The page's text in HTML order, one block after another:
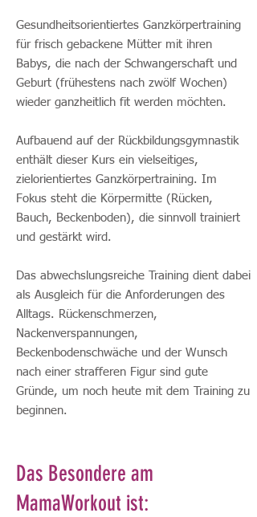
Gesundheitsorientiertes Ganzkörpertraining
für frisch gebackene Mütter mit ihren
Babys, die nach der Schwangerschaft und
Geburt (frühestens nach zwölf Wochen)
wieder ganzheitlich fit werden möchten.
Aufbauend auf der Rückbildungsgymnastik
enthält dieser Kurs ein vielseitiges,
zielorientiertes Ganzkörpertraining. Im
Fokus steht die Körpermitte (Rücken,
Bauch, Beckenboden), die sinnvoll trainiert
und gestärkt wird.
Das abwechslungsreiche Training dient dabei
als Ausgleich für die Anforderungen des
Alltags. Rückenschmerzen,
Nackenverspannungen,
Beckenbodenschwäche und der Wunsch
nach einer strafferen Figur sind gute
Gründe, um noch heute mit dem Training zu
beginnen.
Das Besondere am
MamaWorkout ist: